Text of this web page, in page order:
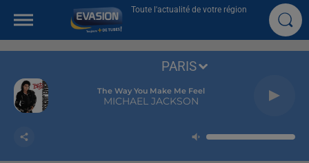
Toute l'actualité de votre région
The Way You Make Me Feel
MICHAEL JACKSON
PARIS